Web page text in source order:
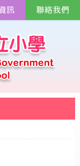
訊 聯絡我們